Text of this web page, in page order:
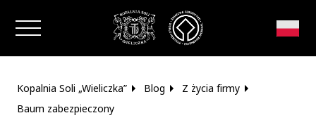
Zamknij okno
Kopalnia Soli „Wieliczka” Blog
Z życia firmy
Baum zabezpieczony